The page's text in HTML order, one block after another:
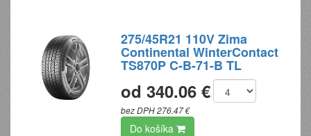
275/45R21 110V Zima
Continental WinterContact
TS870P C-B-71-B TL
od 340.06 €
bez DPH 276.47 €
Do košíka